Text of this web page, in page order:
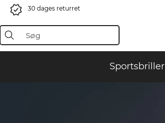
30 dages returret
Sportsbriller